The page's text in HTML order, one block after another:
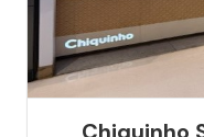
Chiquinho